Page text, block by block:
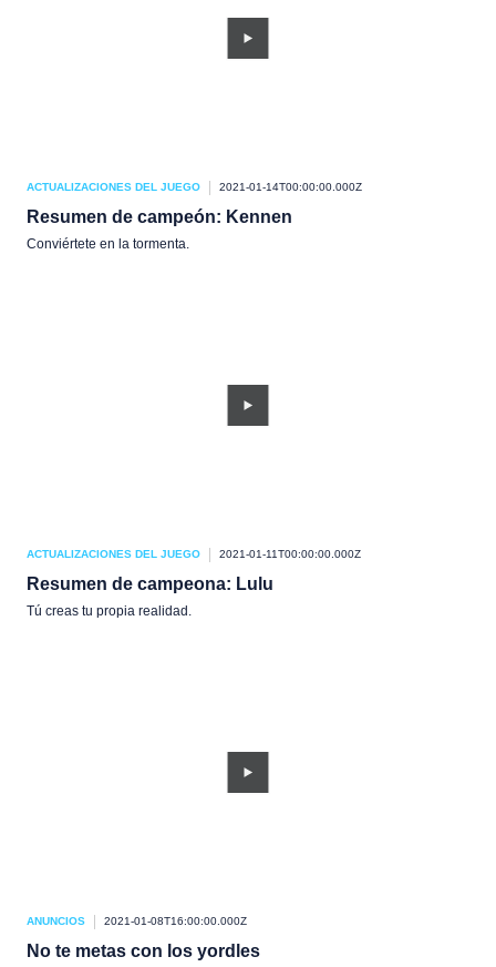
ACTUALIZACIONES DEL JUEGO 2021-01-14T00:00:00.000Z
Resumen de campeón: Kennen
Conviértete en la tormenta.
ACTUALIZACIONES DEL JUEGO 2021-01-11T00:00:00.000Z
Resumen de campeona: Lulu
Tú creas tu propia realidad.
ANUNCIOS 2021-01-08T16:00:00.000Z
No te metas con los yordles